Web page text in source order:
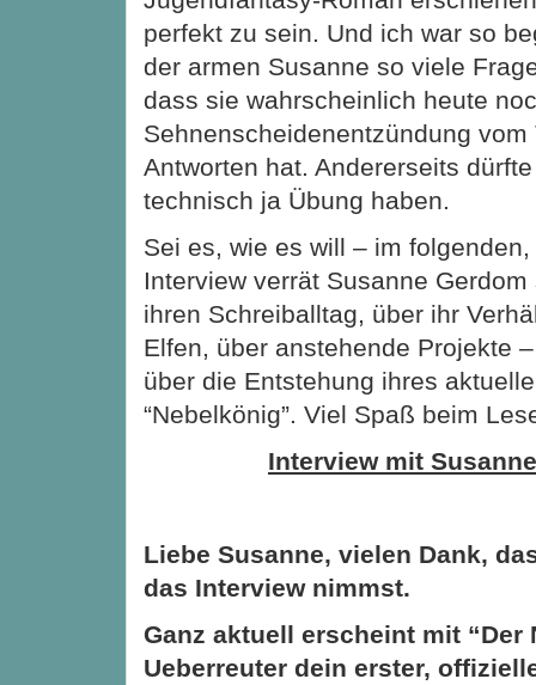
perfekt zu sein. Und ich war so
der armen Susanne so viele
dass sie wahrscheinlich heute
Sehnenscheidenentzündung vom
Antworten hat. Andererseits
technisch ja Übung haben.
Sei es, wie es will – im
Interview verrät Susanne
ihren Schreiballtag, über ihr
Elfen, über anstehende Projekte
über die Entstehung ihres
“Nebelkönig”. Viel Spaß beim
Interview mit
Liebe Susanne, vielen Dank,
das Interview nimmst.
Ganz aktuell erscheint mit “Der
Ueberreuter dein erster,